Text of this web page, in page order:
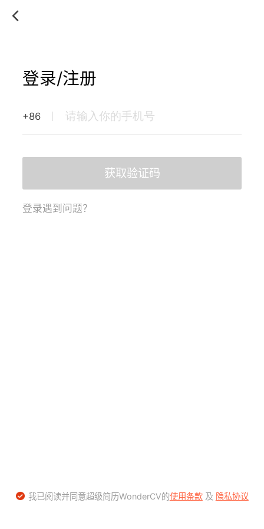
登录/注册
+86
获取验证码
登录遇到问题？
我已阅读并同意超级简历WonderCV的使用条款及 隐私协议